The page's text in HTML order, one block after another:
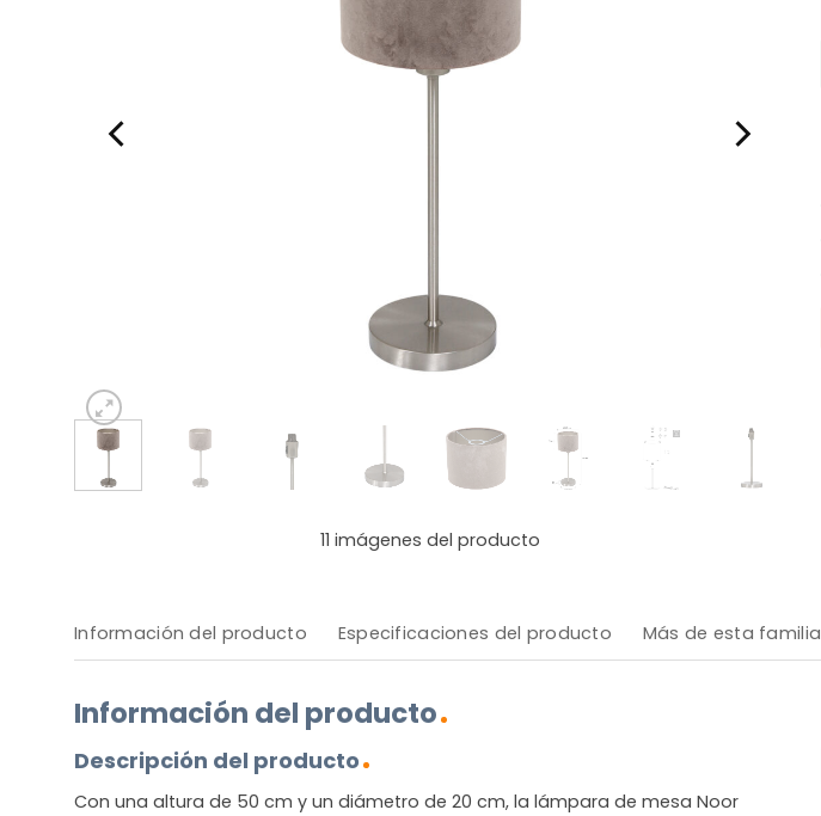
11 imágenes del producto
Información del producto Especificaciones del producto Más de esta familia
Información del producto
Descripción del producto
Con una altura de 50 cm y un diámetro de 20 cm, la lámpara de mesa Noor